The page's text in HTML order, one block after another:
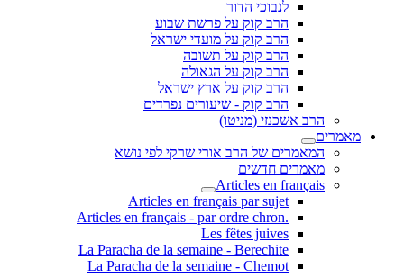
לנבוכי הדור
הרב קוק על פרשת שבוע
הרב קוק על מועדי ישראל
הרב קוק על תשובה
הרב קוק על הגאולה
הרב קוק על ארץ ישראל
הרב קוק - שיעורים נפרדים
הרב אשכנזי (מניטו)
מאמרים
המאמרים של הרב אורי שרקי לפי נושא
מאמרים חדשים
Articles en français
Articles en français par sujet
.Articles en français - par ordre chron
Les fêtes juives
La Paracha de la semaine - Berechite
La Paracha de la semaine - Chemot